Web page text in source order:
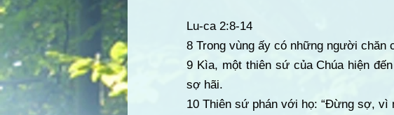
Lu-ca 2:8-14
8 Trong vùng ấy có những người chăn
9 Kìa, một thiên sứ của Chúa hiện
sợ hãi.
10 Thiên sứ phán với họ: “Đừng sợ, vì